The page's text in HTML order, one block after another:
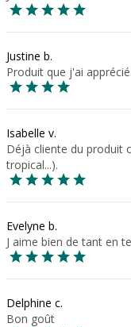
Justine b.
Produit que j'ai apprécié
Isabelle v.
Déjà cliente du produit
tropical...).
Evelyne b.
J aime bien de tant en
Delphine c.
Bon goût